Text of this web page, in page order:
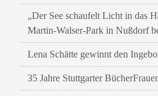
„Der See schaufelt Licht in das
Martin-Walser-Park in Nußdorf
Lena Schätte gewinnt den
35 Jahre Stuttgarter